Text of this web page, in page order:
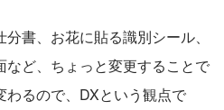
書、お花に貼る識別シール、
ど、ちょっと変更することで
るので、DXという観点で